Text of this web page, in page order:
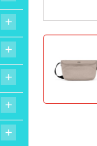




